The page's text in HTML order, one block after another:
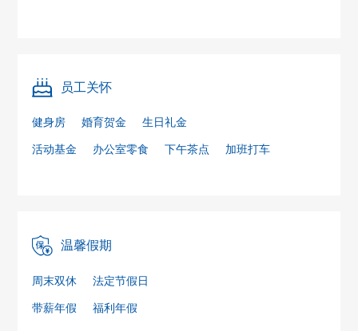
员工关怀
健身房 婚育贺金 生日礼金
活动基金 办公室零食 下午茶点 加班打车
温馨假期
周末双休 法定节假日
带薪年假 福利年假